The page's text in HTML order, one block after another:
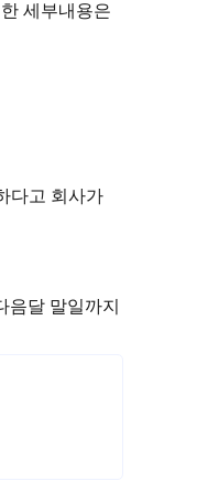
세부내용은
다고 회사가
달 말일까지